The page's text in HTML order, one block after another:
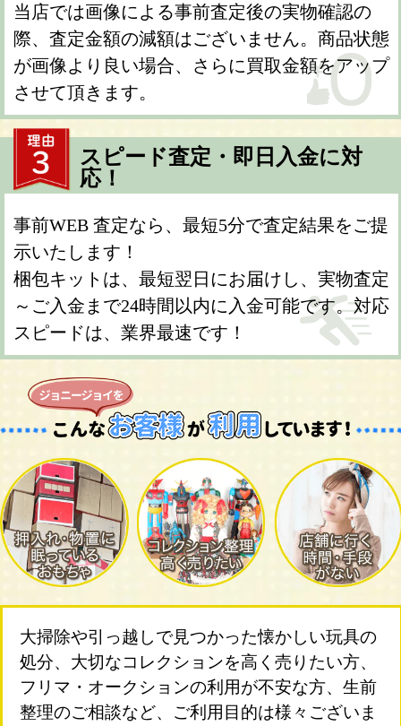
当店では画像による事前査定後の実物確認の
際、査定金額の減額はございません。商品状態
が画像より良い場合、さらに買取金額をアップ
させて頂きます。
スピード査定・即日入金に対
応！
事前WEB 査定なら、最短5分で査定結果をご提
示いたします！
梱包キットは、最短翌日にお届けし、実物査定
～ご入金まで24時間以内に入金可能です。対応
スピードは、業界最速です！
大掃除や引っ越しで見つかった懐かしい玩具の
処分、大切なコレクションを高く売りたい方、
フリマ・オークションの利用が不安な方、生前
整理のご相談など、ご利用目的は様々ございま